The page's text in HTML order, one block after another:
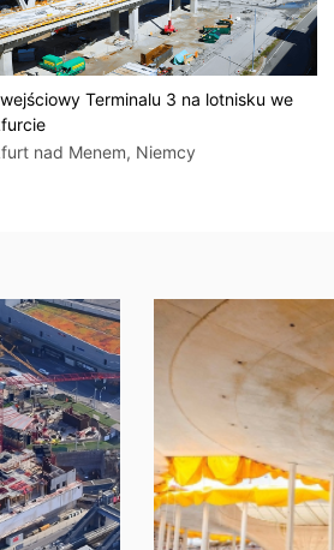
Terminalu 3 na lotnisku we
nad Menem, Niemcy